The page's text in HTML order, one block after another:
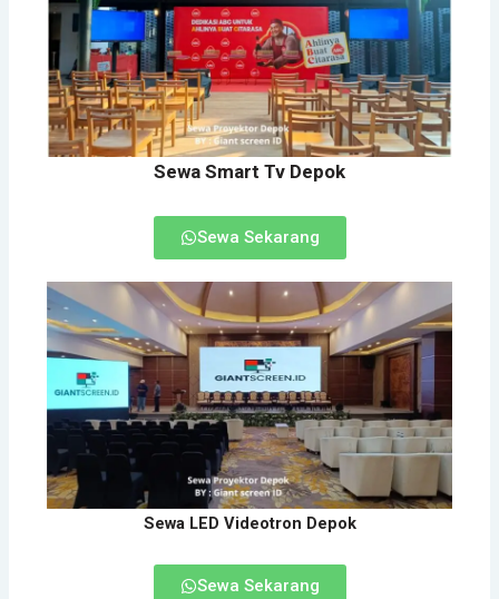
Sewa Smart Tv Depok
Sewa Sekarang
Sewa LED Videotron Depok
Sewa Sekarang